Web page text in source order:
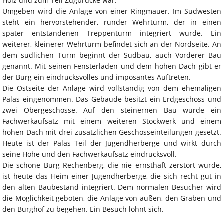
Umgeben wird die Anlage von einer Ringmauer. Im Südwesten
steht ein hervorstehender, runder Wehrturm, der in einen
später entstandenen Treppenturm integriert wurde. Ein
weiterer, kleinerer Wehrturm befindet sich an der Nordseite. An
dem südlichen Turm beginnt der Südbau, auch Vorderer Bau
genannt. Mit seinen Fensterläden und dem hohen Dach gibt er
der Burg ein eindrucksvolles und imposantes Auftreten.
Die Ostseite der Anlage wird vollständig von dem ehemaligen
Palas eingenommen. Das Gebäude besitzt ein Erdgeschoss und
zwei Obergeschosse. Auf den steinernen Bau wurde ein
Fachwerkaufsatz mit einem weiteren Stockwerk und einem
hohen Dach mit drei zusätzlichen Geschosseinteilungen gesetzt.
Heute ist der Palas Teil der Jugendherberge und wirkt durch
seine Höhe und den Fachwerkaufsatz eindrucksvoll.
Die schöne Burg Rechenberg, die nie ernsthaft zerstört wurde,
ist heute das Heim einer Jugendherberge, die sich recht gut in
den alten Baubestand integriert. Dem normalen Besucher wird
die Möglichkeit geboten, die Anlage von außen, den Graben und
den Burghof zu begehen. Ein Besuch lohnt sich.